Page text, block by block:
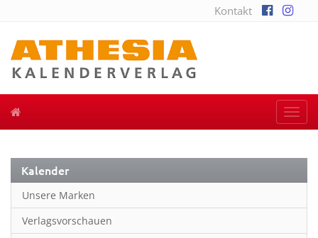
Kontakt
Kalender
Unsere Marken
Verlagsvorschauen